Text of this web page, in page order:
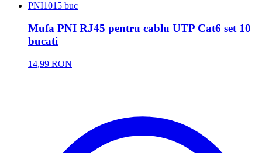
PNI1015 buc
Mufa PNI RJ45 pentru cablu UTP Cat6 set 10
bucati
14,99 RON